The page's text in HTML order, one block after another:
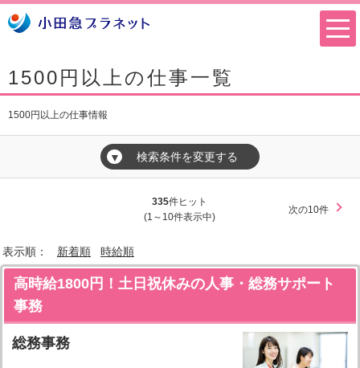
1500円以上の仕事一覧
1500円以上の仕事情報
▼ 検索条件を変更する
335件ヒット
(1～10件表示中)
次の10件
表示順： 新着順 時給順
高時給1800円！土日祝休みの人事・総務サポート
事務
総務事務